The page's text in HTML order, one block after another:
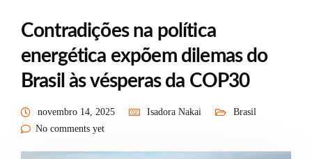
Contradições na política
energética expõem dilemas do
Brasil às vésperas da COP30
novembro 14, 2025 Isadora Nakai
Brasil
No comments yet